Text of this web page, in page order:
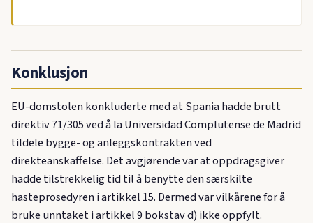
Konklusjon
EU-domstolen konkluderte med at Spania hadde brutt
direktiv 71/305 ved å la Universidad Complutense de Madrid
tildele bygge- og anleggskontrakten ved
direkteanskaffelse. Det avgjørende var at oppdragsgiver
hadde tilstrekkelig tid til å benytte den særskilte
hasteprosedyren i artikkel 15. Dermed var vilkårene for å
bruke unntaket i artikkel 9 bokstav d) ikke oppfylt.